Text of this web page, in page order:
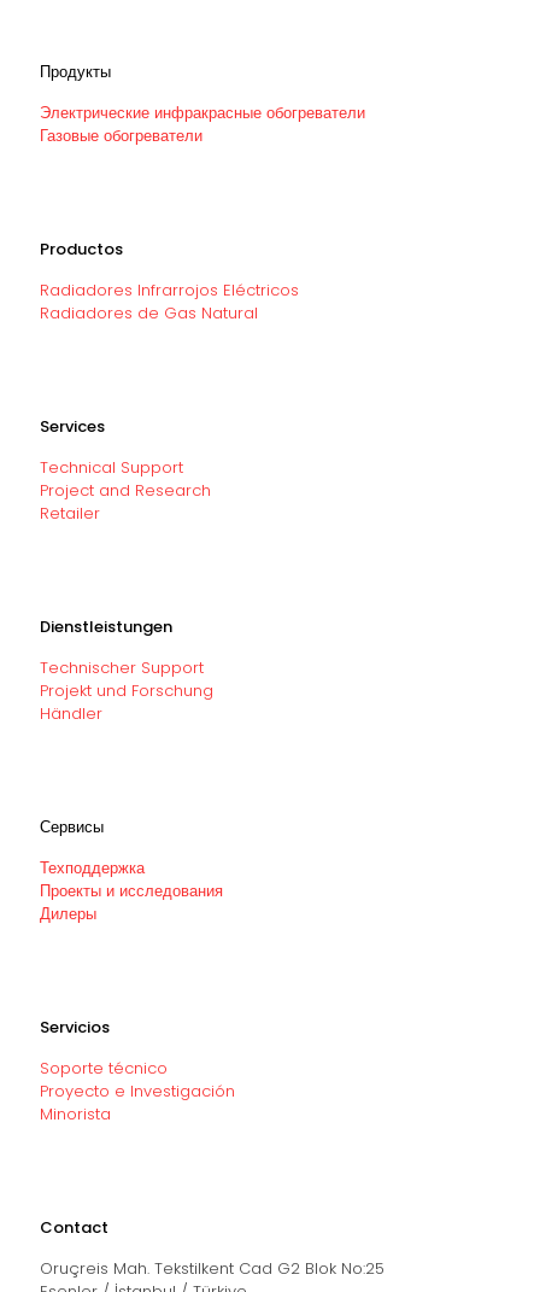
Продукты
Электрические инфракрасные обогреватели
Газовые обогреватели
Productos
Radiadores Infrarrojos Eléctricos
Radiadores de Gas Natural
Services
Technical Support
Project and Research
Retailer
Dienstleistungen
Technischer Support
Projekt und Forschung
Händler
Сервисы
Техподдержка
Проекты и исследования
Дилеры
Servicios
Soporte técnico
Proyecto e Investigación
Minorista
Contact
Oruçreis Mah. Tekstilkent Cad G2 Blok No:25